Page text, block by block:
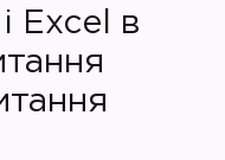
Excel в